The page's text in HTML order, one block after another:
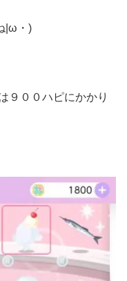
|ω・)
９００ハピにかかり